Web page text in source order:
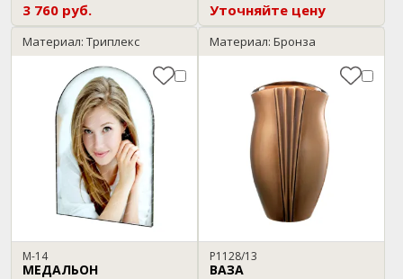
3 760 руб. Уточняйте цену
Материал: Триплекс
М-14
МЕДАЛЬОН
Материал: Бронза
P1128/13
ВАЗА